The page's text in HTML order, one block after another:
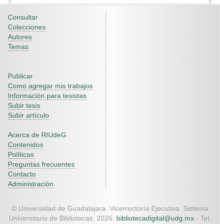
Consultar
Colecciones
Autores
Temas
Publicar
Como agregar mis trabajos
Información para tesistas
Subir tesis
Subir artículo
Acerca de RIUdeG
Contenidos
Políticas
Preguntas frecuentes
Contacto
Administración
© Universidad de Guadalajara. Vicerrectoría Ejecutiva. Sistema
Universitario de Bibliotecas. 2026. bibliotecadigital@udg.mx - Tel.